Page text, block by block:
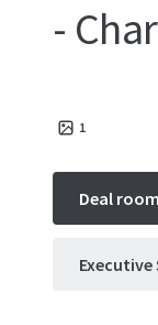
-
1
Deal room